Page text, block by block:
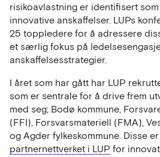
risikoavlastning er identifisert
innovative anskaffelser. LUPs
25 toppledere for å adressere
et særlig fokus på
anskaffelsesstrategier.
I året som har gått har LUP
som er sentrale for å drive frem
med seg; Bodø kommune,
(FFI), Forsvarsmateriell (FMA),
og Agder fylkeskommune. Disse
partnernettverket i LUP for